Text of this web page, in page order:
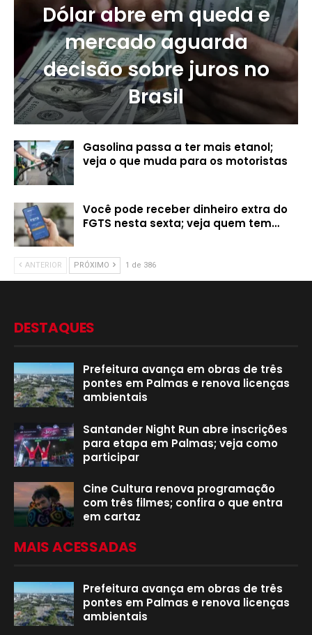
Dólar abre em queda e
mercado aguarda
decisão sobre juros no
Brasil
Gasolina passa a ter mais etanol;
veja o que muda para os motoristas
Você pode receber dinheiro extra do
FGTS nesta sexta; veja quem tem…
ANTERIOR PRÓXIMO 1 de 386
DESTAQUES
Prefeitura avança em obras de três
pontes em Palmas e renova licenças
ambientais
Santander Night Run abre inscrições
para etapa em Palmas; veja como
participar
Cine Cultura renova programação
com três filmes; confira o que entra
em cartaz
MAIS ACESSADAS
Prefeitura avança em obras de três
pontes em Palmas e renova licenças
ambientais